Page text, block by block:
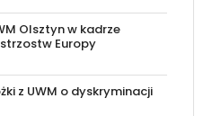
Olsztyn w kadrze
Europy
z UWM o dyskryminacji